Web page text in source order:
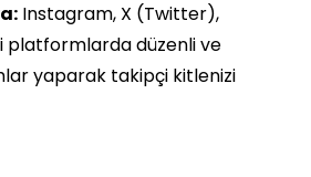
Instagram, X (Twitter),
platformlarda düzenli ve
yaparak takipçi kitlenizi